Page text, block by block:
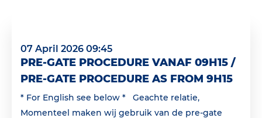
07 April 2026 09:45
PRE-GATE PROCEDURE VANAF 09H15 /
PRE-GATE PROCEDURE AS FROM 9H15
* For English see below * Geachte relatie,
Momenteel maken wij gebruik van de pre-gate